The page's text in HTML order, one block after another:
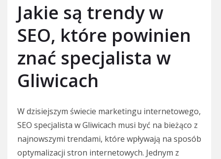
Jakie są trendy w
SEO, które powinien
znać specjalista w
Gliwicach
W dzisiejszym świecie marketingu internetowego,
SEO specjalista w Gliwicach musi być na bieżąco z
najnowszymi trendami, które wpływają na sposób
optymalizacji stron internetowych. Jednym z